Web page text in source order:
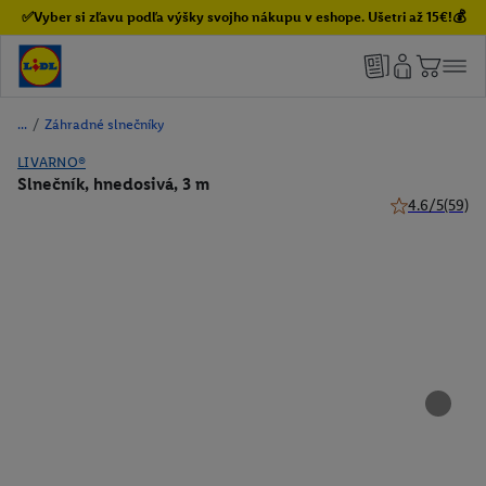
✅Vyber si zľavu podľa výšky svojho nákupu v eshope. Ušetri až 15€!💰
/ Záhradné slnečníky
LIVARNO®
Slnečník, hnedosivá, 3 m
4.6/5(59)